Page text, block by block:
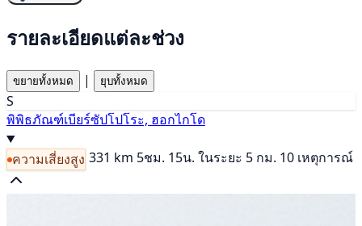
รายละเอียดแต่ละช่วง
ขยายทั้งหมด | ยุบทั้งหมด
S
พิพิธภัณฑ์เบียร์ซัปโปโระ, ฮอกไกโด
ความเสี่ยงสูง 331 km 5ชม. 15น. ในระยะ 5 กม. 10 เหตุการณ์